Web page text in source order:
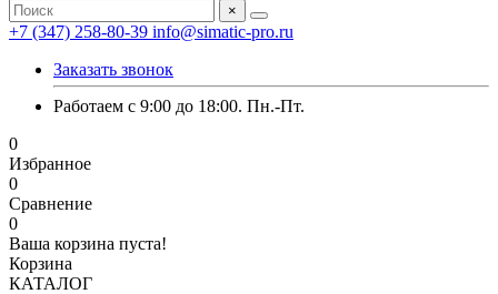
×
+7 (347) 258-80-39 info@simatic-pro.ru
Заказать звонок
Работаем с 9:00 до 18:00. Пн.-Пт.
0
Избранное
0
Сравнение
0
Ваша корзина пуста!
Корзина
КАТАЛОГ